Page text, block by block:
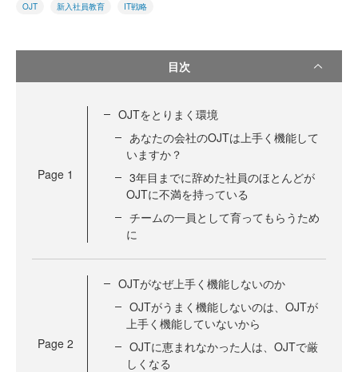
OJT 新入社員教育 IT戦略
目次
Page 1
OJTをとりまく環境
あなたの会社のOJTは上手く機能して
いますか？
3年目までに辞めた社員のほとんどが
OJTに不満を持っている
チームの一員として育ってもらうため
に
Page 2
OJTがなぜ上手く機能しないのか
OJTがうまく機能しないのは、OJTが
上手く機能していないから
OJTに恵まれなかった人は、OJTで厳
しくなる